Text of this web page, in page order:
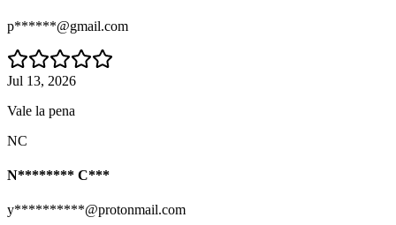
p******@gmail.com
Jul 13, 2026
Vale la pena
NC
N******** C***
y**********@protonmail.com